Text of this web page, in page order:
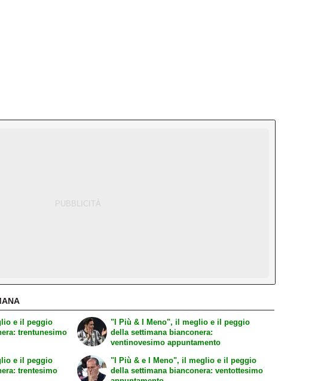
e il peggio
trentunesimo
e il peggio
trentesimo
"I Più & I Meno", il meglio e il peggio
della settimana bianconera:
ventinovesimo appuntamento
"I Più & e I Meno", il meglio e il peggio
della settimana bianconera: ventottesimo